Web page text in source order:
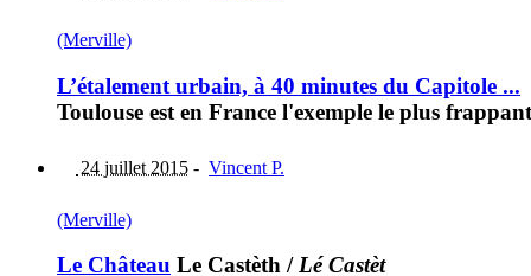
(Merville)
L’étalement urbain, à 40 minutes du Capitole ...
Toulouse est en France l'exemple le plus
24 juillet 2015 - Vincent P.
(Merville)
Le Château Le Castèth /Lé Castèt